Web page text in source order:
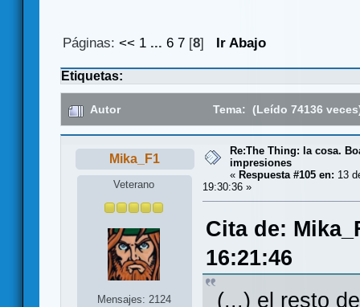
Páginas:<< 1 ...6 7 [8] Ir Abajo
Etiquetas:
Autor Tema: (Leído 74136
Mika_F1
Veterano
Mensajes: 2124
Re:The Thing: la cosa.
impresiones
« Respuesta #105 en: 13
19:30:36 »
Cita de:
16:21:46
(...) el resto